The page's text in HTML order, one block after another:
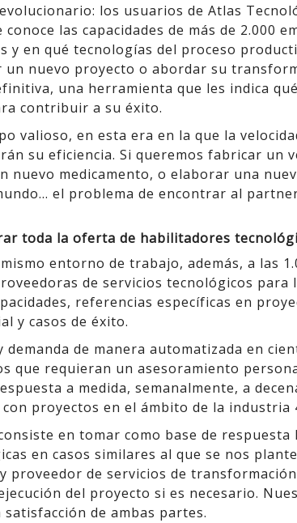
los usuarios de Atlas
las capacidades de más de 2.000
y en qué tecnologías del proceso
un nuevo proyecto o abordar su
una herramienta que les indica
contribuir a su éxito.
valioso, en esta era en la que la
su eficiencia. Si queremos fabricar un
nuevo medicamento, o elaborar una
el problema de encontrar al partner
toda la oferta de habilitadores
entorno de trabajo, además, a las
de servicios tecnológicos
referencias específicas en
y casos de éxito.
de manera automatizada en
que requieran un asesoramiento
a medida, semanalmente, a
proyectos en el ámbito de la industria
en tomar como base de respuesta
en casos similares al que se nos
proveedor de servicios de
del proyecto si es necesario.
de ambas partes.